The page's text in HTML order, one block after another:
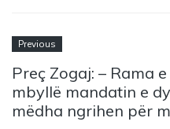
Previous
Preç Zogaj: – Rama
mbyllë mandatin e
mëdha ngrihen për